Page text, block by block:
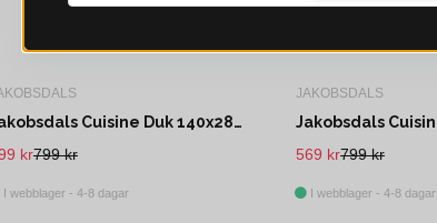
Jakobsdals Cuisine Duk 140x280 cm Beige/Grön
799 kr
kr
I webblager - 4-8 dagar
JAKOBSDALS
799 kr
569 kr
I webblager - 4-8 dagar